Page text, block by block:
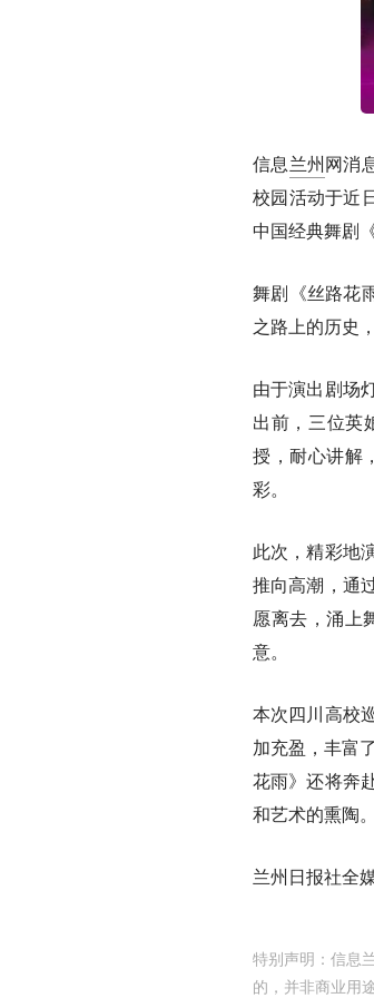
信息兰州网消
校园活动于近
中国经典舞剧
舞剧《丝路花
之路上的历史
由于演出剧场
出前，三位英
授，耐心讲解
彩。
此次，精彩地
推向高潮，通
愿离去，涌上
意。
本次四川高校
加充盈，丰富
花雨》还将奔
和艺术的熏陶。
兰州日报社全
特别声明：信息
的，并非商业用